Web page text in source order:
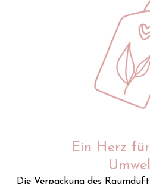
Ein Herz
Die Verpackung des